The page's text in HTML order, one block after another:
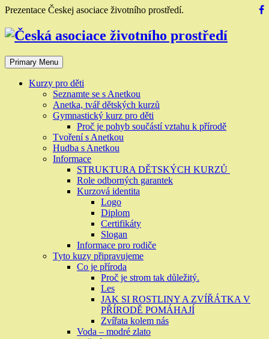
Skip
content
Prezentace Českej asociace životního prostředí.
Primary Menu
Kurzy pro děti
Seznamte se s Anetkou
Anetka, tvář dětských kurzů
Gymnastický kurz pro děti
Proč je pohyb součástí vztahu k přírodě
Tvoření s Anetkou
Hudba s Anetkou
Informace
STRUKTURA DĚTSKÝCH KURZŮ
Role odborných garantek
Kurzová identita
Logo
Diplom
Certifikáty
Slogan
Informace pro rodiče
Tyto kuzy připravujeme
Co je příroda
Proč je strom tak důležitý.
Les
JAK SI ROSTLINY A ZVÍŘÁTKA V
PŘÍRODĚ POMÁHAJÍ
Zvířata kolem nás
Voda – modré zlato